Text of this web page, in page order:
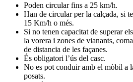
Poden circular fins a 25 km/h.
Han de circular per la calçada, si
15 Km/h o més.
Si no tenen capacitat de superar
la vorera i zones de vianants,
de distancia de les façanes.
És obligatori l’ús del casc.
No es pot conduir amb el mòbil a
posats.